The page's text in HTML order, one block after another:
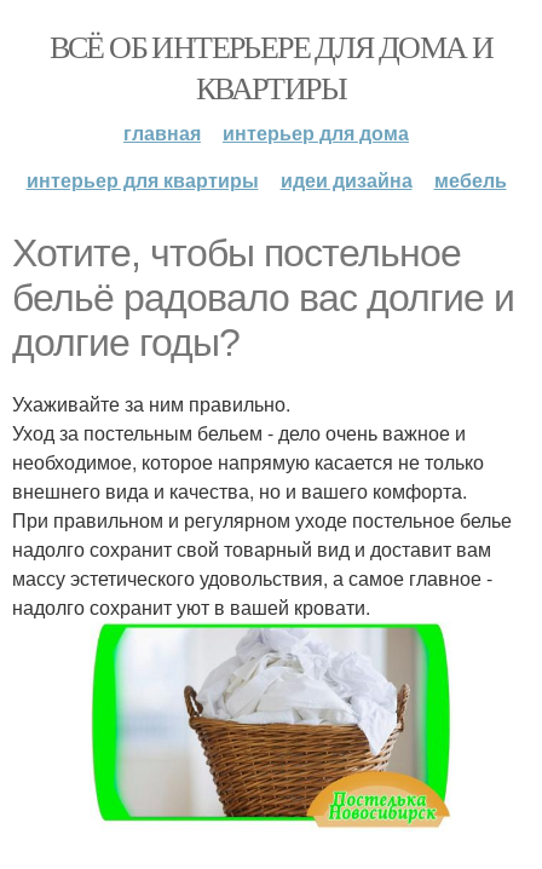
ВСЁ ОБ ИНТЕРЬЕРЕ ДЛЯ ДОМА И
КВАРТИРЫ
главная
интерьер для дома
интерьер для квартиры
идеи дизайна мебель
Хотите, чтобы постельное
бельё радовало вас долгие и
долгие годы?
Ухаживайте за ним правильно.
Уход за постельным бельем - дело очень важное и
необходимое, которое напрямую касается не только
внешнего вида и качества, но и вашего комфорта.
При правильном и регулярном уходе постельное белье
надолго сохранит свой товарный вид и доставит вам
массу эстетического удовольствия, а самое главное -
надолго сохранит уют в вашей кровати.